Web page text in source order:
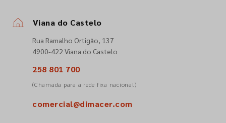
Viana do Castelo
Rua Ramalho Ortigão, 137
4900-422 Viana do Castelo
258 801 700
(Chamada para a rede fixa nacional)
comercial@dimacer.com